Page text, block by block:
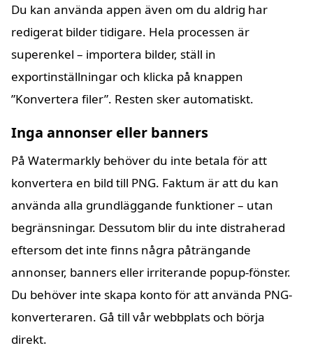
Du kan använda appen även om du aldrig har
redigerat bilder tidigare. Hela processen är
superenkel – importera bilder, ställ in
exportinställningar och klicka på knappen
”Konvertera filer”. Resten sker automatiskt.
Inga annonser eller banners
På Watermarkly behöver du inte betala för att
konvertera en bild till PNG. Faktum är att du kan
använda alla grundläggande funktioner – utan
begränsningar. Dessutom blir du inte distraherad
eftersom det inte finns några påträngande
annonser, banners eller irriterande popup-fönster.
Du behöver inte skapa konto för att använda PNG-
konverteraren. Gå till vår webbplats och börja
direkt.